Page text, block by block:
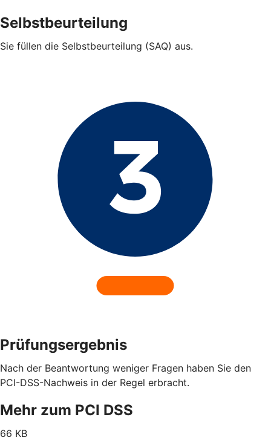
Selbstbeurteilung
Sie füllen die Selbstbeurteilung (SAQ) aus.
Prüfungsergebnis
Nach der Beantwortung weniger Fragen haben Sie den
PCI-DSS-Nachweis in der Regel erbracht.
Mehr zum PCI DSS
66 KB